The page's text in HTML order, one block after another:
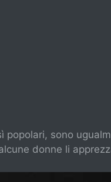
popolari, sono
donne li